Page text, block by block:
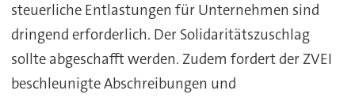
steuerliche Entlastungen für Unternehmen sind
dringend erforderlich. Der Solidaritätszuschlag
sollte abgeschafft werden. Zudem fordert der ZVEI
beschleunigte Abschreibungen und